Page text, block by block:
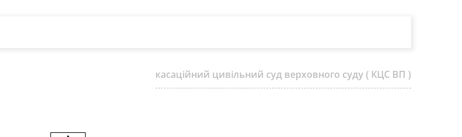
касаційний цивільний суд верховного суду ( КЦС ВП )